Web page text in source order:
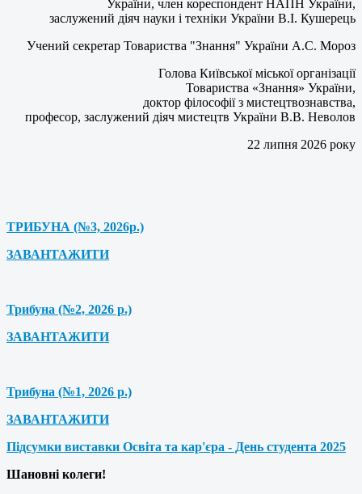
України, член кореспондент НАПН України,
заслужений діяч науки і техніки України В.І. Кушерець
Учений секретар Товариства "Знання" України А.С. Мороз
Голова Київської міської організації
Товариства «Знання» України,
доктор філософії з мистецтвознавства,
професор, заслужений діяч мистецтв України В.В. Неволов
22 липня 2026 року
ТРИБУНА (№3, 2026р.)
ЗАВАНТАЖИТИ
Трибуна (№2, 2026 р.)
ЗАВАНТАЖИТИ
Трибуна (№1, 2026 р.)
ЗАВАНТАЖИТИ
Підсумки виставки Освіта та кар'єра - День студента 2025
Шановні колеги!